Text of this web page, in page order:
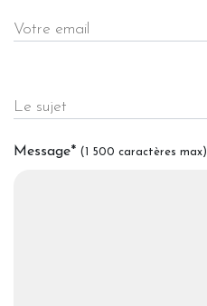
Votre email
Le sujet
Message* (1 500 caractères max)